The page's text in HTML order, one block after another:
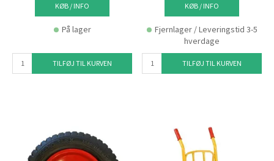
KØB / INFO
På lager
TILFØJ TIL KURVEN
KØB / INFO
Fjernlager / Leveringstid 3-5
hverdage
TILFØJ TIL KURVEN